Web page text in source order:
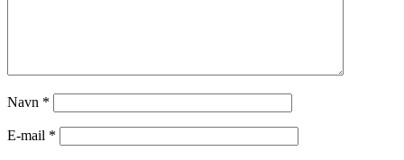
Navn *
E-mail *